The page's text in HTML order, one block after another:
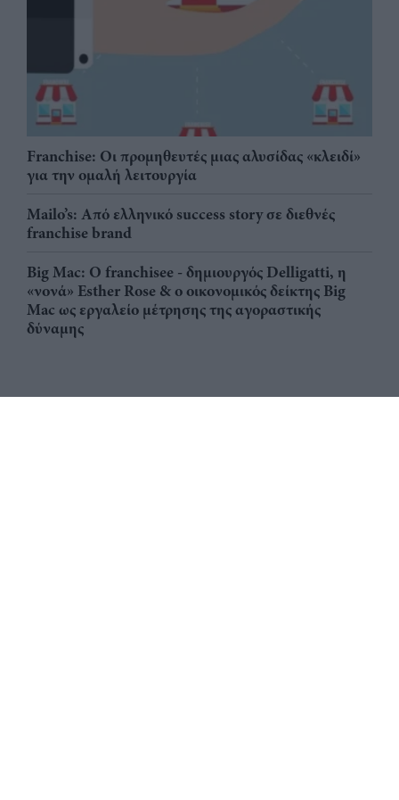
Franchise: Οι προμηθευτές μιας αλυσίδας «κλειδί»
για την ομαλή λειτουργία
Mailo’s: Από ελληνικό success story σε διεθνές
franchise brand
Big Mac: Ο franchisee - δημιουργός Delligatti, η
«νονά» Esther Rose & ο οικονομικός δείκτης Big
Mac ως εργαλείο μέτρησης της αγοραστικής
δύναμης